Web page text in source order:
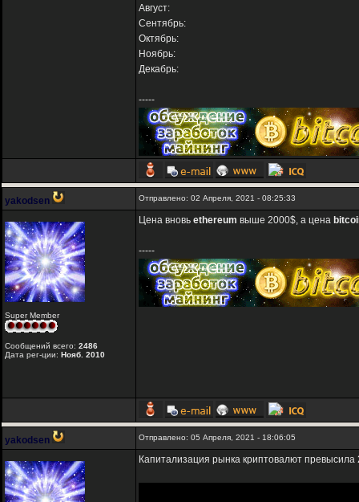
Август:
Сентябрь:
Октябрь:
Ноябрь:
Декабрь:
-----
yakodsen Отправлено: 02 Апреля, 2021 - 08:25:33
Super Member
Сообщений всего: 2486
Дата рег-ции: Нояб. 2010
Цена вновь ethereum выше 2000$, а цена
-----
yakodsen Отправлено: 05 Апреля, 2021 - 18:06:05
Капитализация рынка криптовалют